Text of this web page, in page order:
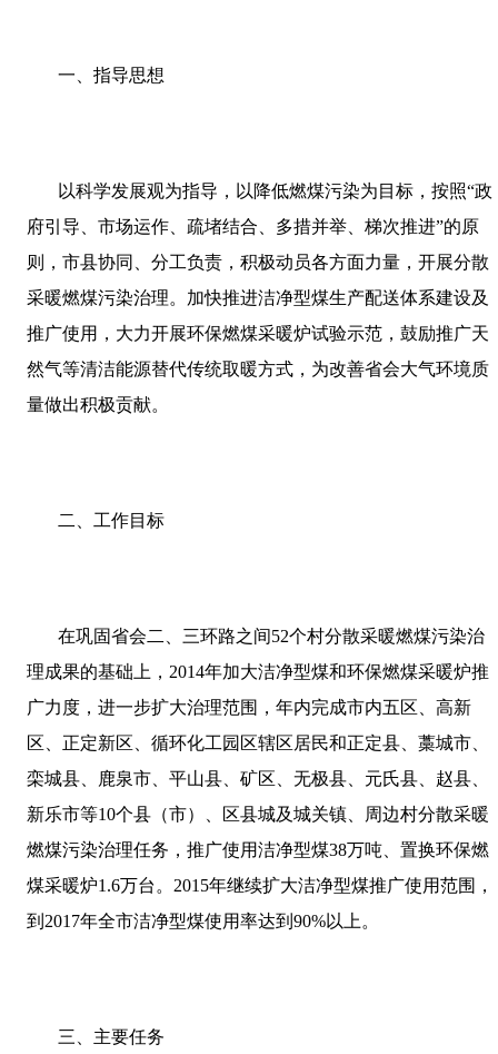
一、指导思想
以科学发展观为指导，以降低燃煤污染为目标，按照“政
府引导、市场运作、疏堵结合、多措并举、梯次推进”的原
则，市县协同、分工负责，积极动员各方面力量，开展分散
采暖燃煤污染治理。加快推进洁净型煤生产配送体系建设及
推广使用，大力开展环保燃煤采暖炉试验示范，鼓励推广天
然气等清洁能源替代传统取暖方式，为改善省会大气环境质
量做出积极贡献。
二、工作目标
在巩固省会二、三环路之间52个村分散采暖燃煤污染治
理成果的基础上， 2014年加大洁净型煤和环保燃煤采暖炉推
广力度，进一步扩大治理范围，年内完成市内五区、高新
区、正定新区、循环化工园区辖区居民和正定县、藁城市、
栾城县、鹿泉市、平山县、矿区、无极县、元氏县、赵县、
新乐市等10个县（市）、区县城及城关镇、周边村分散采暖
燃煤污染治理任务，推广使用洁净型煤38万吨、置换环保燃
煤采暖炉1.6万台。 2015年继续扩大洁净型煤推广使用范围，
到 2017年全市洁净型煤使用率达到90%以上。
三、主要任务